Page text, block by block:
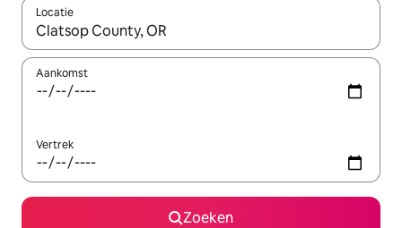
Locatie
Wanneer er suggesties beschikbaar zijn, maak je een keuze
Aankomst
Vertrek
Zoeken